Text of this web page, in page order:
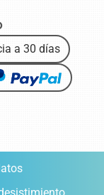
a 30 días